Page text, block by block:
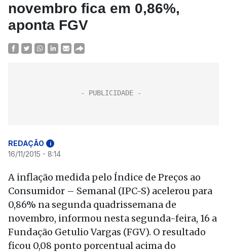
novembro fica em 0,86%,
aponta FGV
REDAÇÃO i
16/11/2015 - 8:14
A inflação medida pelo Índice de Preços ao
Consumidor – Semanal (IPC-S) acelerou para
0,86% na segunda quadrissemana de
novembro, informou nesta segunda-feira, 16 a
Fundação Getulio Vargas (FGV). O resultado
ficou 0,08 ponto porcentual acima do